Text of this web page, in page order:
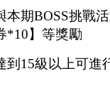
本期BOSS挑戰
*10】等獎勵
到 15級以上可進